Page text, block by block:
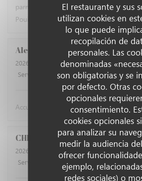
El restaurante y sus
utilizan cookies en
lo que puede
recopilación de
personales. Las
denominadas
son obligatorias y se
por defecto. Otras
opcionales
consentimiento.
cookies opcionales
para analizar su
medir la audiencia
ofrecer
ejemplo,
redes sociales) o
parmesan émincé. Un délice ! Le tout
Pouilly fumé. Elle est pas belle la vie ?
Alexandre
2026-07-27
- 19:45 - Invitados 2
Servicio
Ambiente: 5/5 Menú : 4/5
Accueil sympathique, Rapport qualité prix
CHRISTINE N
2026-07-24
- 12:45 - Invitados 4
Servicio
Ambiente : Menú